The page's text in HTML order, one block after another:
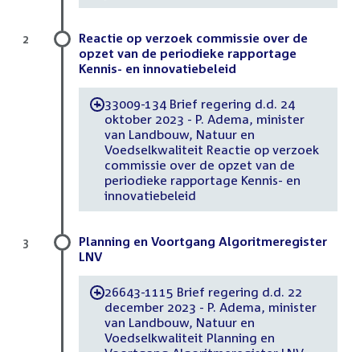
Reactie op verzoek commissie over de
opzet van de periodieke rapportage
Kennis- en innovatiebeleid
-33009-134 Brief regering d.d. 24
oktober 2023 - P. Adema, minister
van Landbouw, Natuur en
Voedselkwaliteit Reactie op verzoek
commissie over de opzet van de
periodieke rapportage Kennis- en
innovatiebeleid
2
Planning en Voortgang Algoritmeregister
LNV
-26643-1115 Brief regering d.d. 22
december 2023 - P. Adema, minister
van Landbouw, Natuur en
Voedselkwaliteit Planning en
3